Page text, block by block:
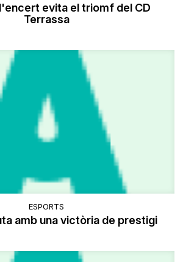
evita el triomf del CD
Terrassa
ESPORTS
amb una victòria de prestigi